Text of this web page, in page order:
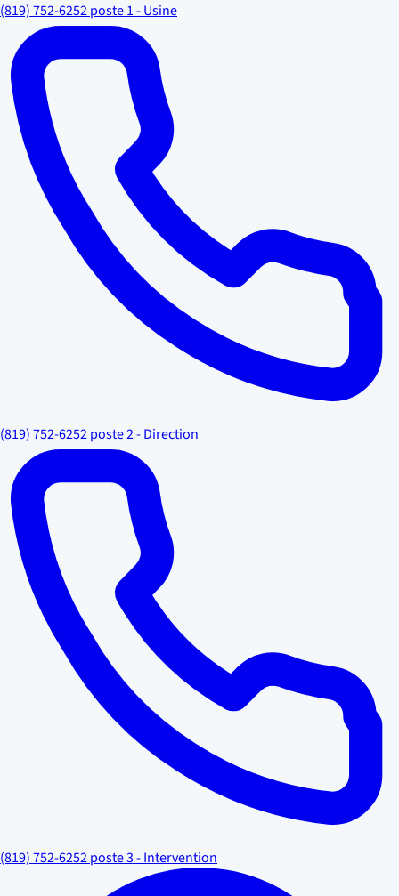
(819) 752-6252 poste 1 - Usine
(819) 752-6252 poste 2 - Direction
(819) 752-6252 poste 3 - Intervention